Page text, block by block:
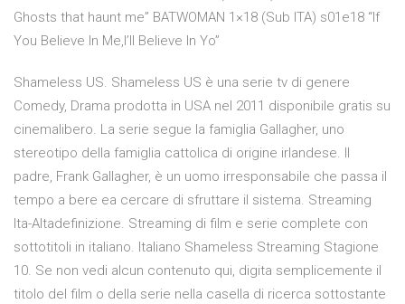
Ghosts that haunt me” BATWOMAN 1×18 (Sub ITA) s01e18 “If
You Believe In Me,I’ll Believe In Yo”
Shameless US. Shameless US è una serie tv di genere
Comedy, Drama prodotta in USA nel 2011 disponibile gratis su
cinemalibero. La serie segue la famiglia Gallagher, uno
stereotipo della famiglia cattolica di origine irlandese. Il
padre, Frank Gallagher, è un uomo irresponsabile che passa il
tempo a bere ea cercare di sfruttare il sistema. Streaming
Ita-Altadefinizione. Streaming di film e serie complete con
sottotitoli in italiano. Italiano Shameless Streaming Stagione
10. Se non vedi alcun contenuto qui, digita semplicemente il
titolo del film o della serie nella casella di ricerca sottostante